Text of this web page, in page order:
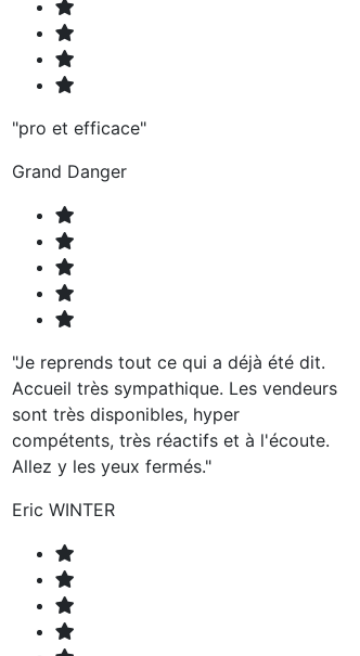
"pro et efficace"
Grand Danger
"Je reprends tout ce qui a déjà été dit.
Accueil très sympathique. Les vendeurs
sont très disponibles, hyper
compétents, très réactifs et à l'écoute.
Allez y les yeux fermés."
Eric WINTER